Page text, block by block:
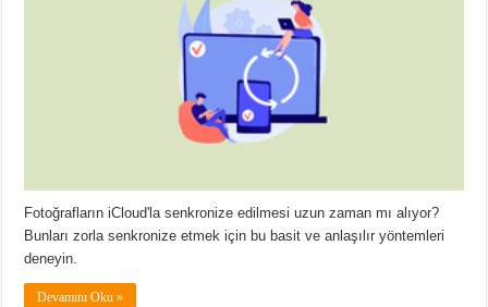
Fotoğrafların iCloud'la senkronize edilmesi uzun zaman mı alıyor?
Bunları zorla senkronize etmek için bu basit ve anlaşılır yöntemleri
deneyin.
Devamını Oku »